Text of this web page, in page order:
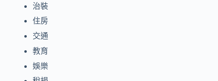
治裝
住房
交通
教育
娛樂